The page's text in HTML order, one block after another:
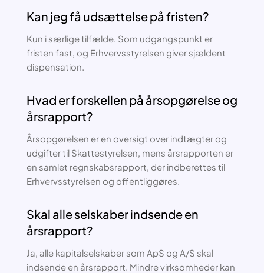
Kan jeg få udsættelse på fristen?
Kun i særlige tilfælde. Som udgangspunkt er
fristen fast, og Erhvervsstyrelsen giver sjældent
dispensation.
Hvad er forskellen på årsopgørelse og
årsrapport?
Årsopgørelsen er en oversigt over indtægter og
udgifter til Skattestyrelsen, mens årsrapporten er
en samlet regnskabsrapport, der indberettes til
Erhvervsstyrelsen og offentliggøres.
Skal alle selskaber indsende en
årsrapport?
Ja, alle kapitalselskaber som ApS og A/S skal
indsende en årsrapport. Mindre virksomheder kan